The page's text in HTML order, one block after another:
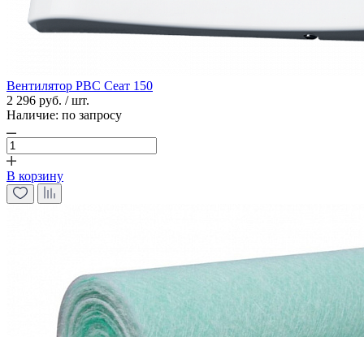
Вентилятор РВС Сеат 150
2 296 руб. / шт.
Наличие: по запросу
В корзину